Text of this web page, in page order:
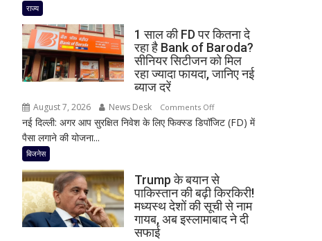
मौत,
कई
घायल
बड़ी
आफत!
145
ट्रांसफार्मर
48
घंटे
के
लिए
राज्य
1 साल की FD पर कितना दे
रहा है Bank of Baroda?
सीनियर सिटीजन को मिल
रहा ज्यादा फायदा, जानिए नई
ब्याज दरें
August 7, 2026 News Desk Comments Offon
1
पर
कितना
दे
नई दिल्ली: अगर आप सुरक्षित निवेश के लिए फिक्स्ड डिपॉजिट (FD) में
पैसा लगाने की योजना...
बिजनेस
Trump के बयान से
पाकिस्तान की बढ़ी किरकिरी!
मध्यस्थ देशों की सूची से नाम
गायब, अब इस्लामाबाद ने दी
सफाई